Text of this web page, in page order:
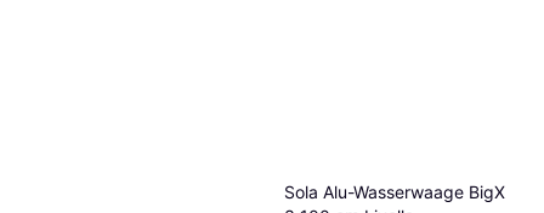
Sola Alu-Wasserwaage BigX